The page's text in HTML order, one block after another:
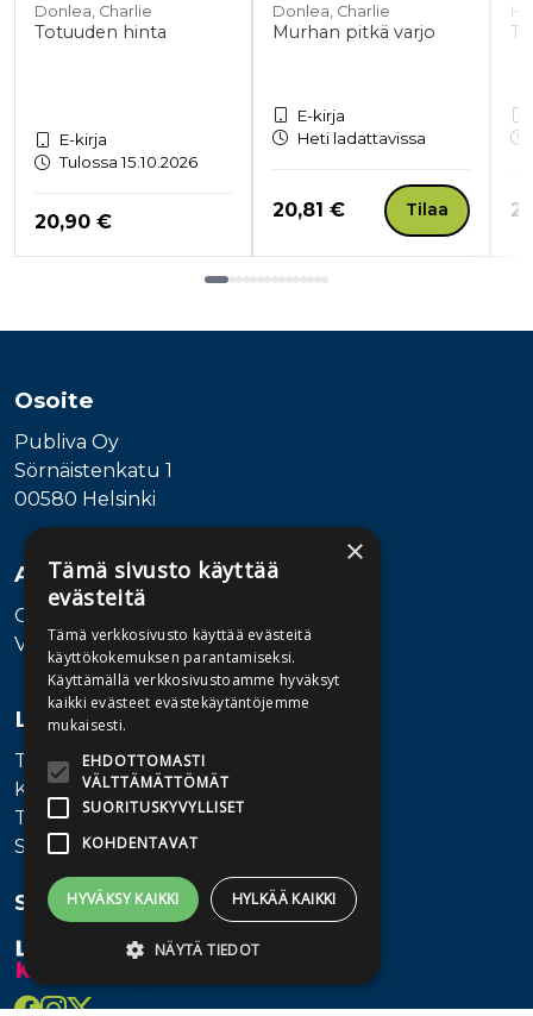
Donlea, Charlie
Totuuden hinta
E-kirja
Tulossa 15.10.2026
Hinta nyt
20,90 €
Donlea, Charlie
Murhan pitkä varjo
E-kirja
Heti ladattavissa
Hinta nyt
20,81 € Tilaa
Osoite
Publiva Oy
Sörnäistenkatu 1
00580 Helsinki
Asiakaspalvelu
Ota yhteyttä
Vaihde: 010 345100
Lisätietoa
Toimitusehdot
Käyttöohjeet
Tietosuojaseloste
Saavutettavuusseloste
Seuraa meitä
×
Tämä sivusto käyttää
evästeitä
Tämä verkkosivusto käyttää evästeitä
käyttökokemuksen parantamiseksi.
Käyttämällä verkkosivustoamme hyväksyt
kaikki evästeet evästekäytäntöjemme
mukaisesti.
EHDOTTOMASTI
VÄLTTÄMÄTTÖMÄT
SUORITUSKYVYLLISET
KOHDENTAVAT
HYVÄKSY KAIKKI HYLKÄÄ KAIKKI
NÄYTÄ TIEDOT